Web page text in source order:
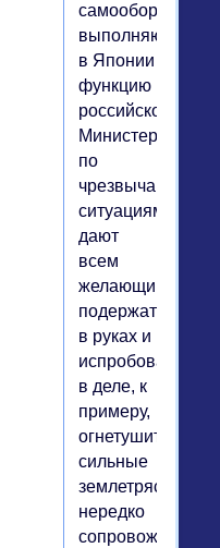
самообороны,
выполняющие
в Японии
функцию
российского
Министерства
по
чрезвычайным
ситуациям)
дают
всем
желающим
подержать
в руках и
испробовать
в деле, к
примеру,
огнетушитель:
сильные
землетрясения
нередко
сопровождаются